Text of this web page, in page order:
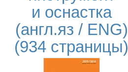
и оснастка
(англ.яз / ENG)
(934 страницы)